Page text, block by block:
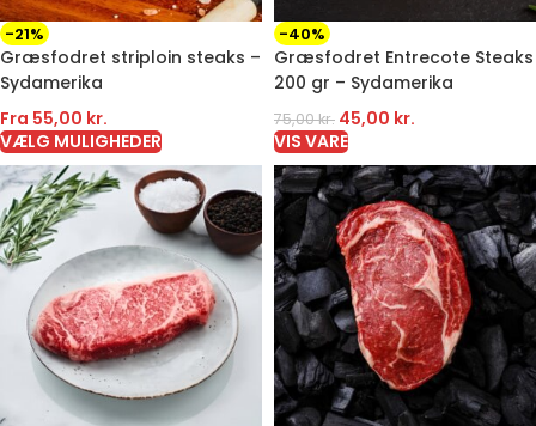
-21%
Græsfodret striploin steaks –
Sydamerika
Fra 55,00 kr.
VÆLG MULIGHEDER
-40%
Græsfodret Entrecote Steaks
200 gr – Sydamerika
75,00kr. 45,00 kr.
VIS VARE